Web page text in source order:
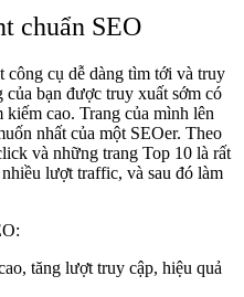
chuẩn SEO
công cụ dễ dàng tìm tới và truy
của bạn được truy xuất sớm có
cao. Trang của mình lên
nhất của một SEOer. Theo
và những trang Top 10 là rất
lượt traffic, và sau đó làm
tăng lượt truy cập, hiệu quả